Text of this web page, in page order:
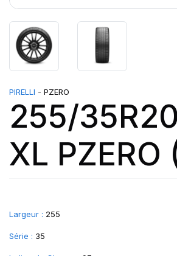
PIRELLI - PZERO
255/
XL PZERO
Largeur : 255
Série : 35